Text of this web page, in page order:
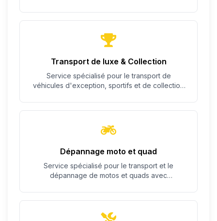
Transport de luxe & Collection
Service spécialisé pour le transport de
véhicules d'exception, sportifs et de collection
Dépannage moto et quad
Service spécialisé pour le transport et le
dépannage de motos et quads avec